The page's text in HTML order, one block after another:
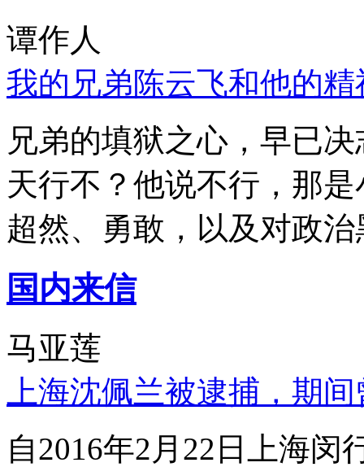
谭作人
我的兄弟陈云飞和他的
兄弟的填狱之心，早已
天行不？他说不行，那
超然、勇敢，以及对政
国内来信
马亚莲
上海沈佩兰被逮捕，期
自2016年2月22日上海